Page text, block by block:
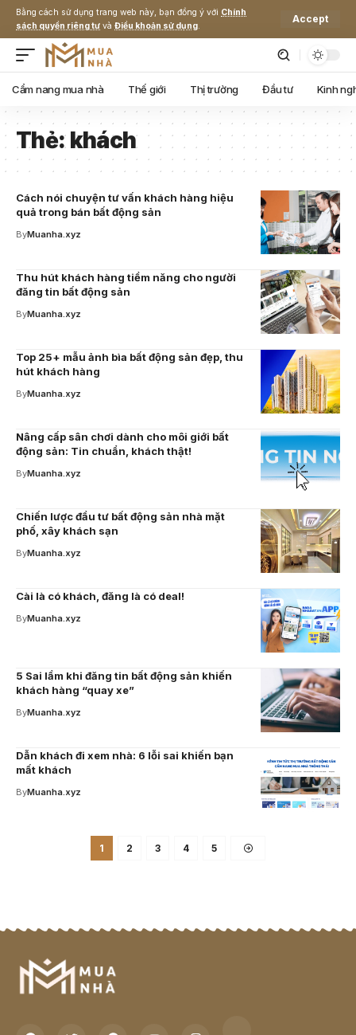
Bằng cách sử dụng trang web này, bạn đồng ý với Chính
sách quyền riêng tư và Điều khoản sử dụng.
Accept
Cẩm nang mua nhà Thế giới Thị trường Đầu tư Kinh
Thẻ:khách
Cách nói chuyện tư vấn khách hàng hiệu
quả trong bán bất động sản
ByMuanha.xyz
Thu hút khách hàng tiềm năng cho người
đăng tin bất động sản
ByMuanha.xyz
Top 25+ mẫu ảnh bìa bất động sản đẹp, thu
hút khách hàng
ByMuanha.xyz
Nâng cấp sân chơi dành cho môi giới bất
động sản: Tin chuẩn, khách thật!
ByMuanha.xyz
Chiến lược đầu tư bất động sản nhà mặt
phố, xây khách sạn
ByMuanha.xyz
Cài là có khách, đăng là có deal!
ByMuanha.xyz
5 Sai lầm khi đăng tin bất động sản khiến
khách hàng “quay xe”
ByMuanha.xyz
Dẫn khách đi xem nhà: 6 lỗi sai khiến bạn
mất khách
ByMuanha.xyz
1 2 3 4 5